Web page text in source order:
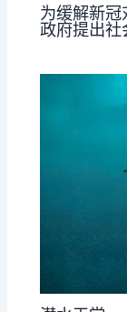
为缓解新冠
政府提出社